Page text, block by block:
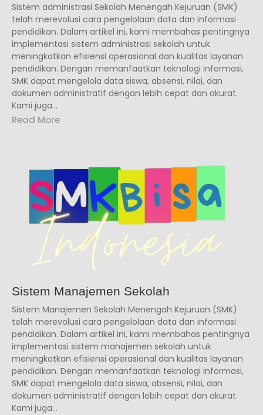
Sistem administrasi Sekolah Menengah Kejuruan (SMK)
telah merevolusi cara pengelolaan data dan informasi
pendidikan. Dalam artikel ini, kami membahas pentingnya
implementasi sistem administrasi sekolah untuk
meningkatkan efisiensi operasional dan kualitas layanan
pendidikan. Dengan memanfaatkan teknologi informasi,
SMK dapat mengelola data siswa, absensi, nilai, dan
dokumen administratif dengan lebih cepat dan akurat.
Kami juga...
Read More
Sistem Manajemen Sekolah
Sistem Manajemen Sekolah Menengah Kejuruan (SMK)
telah merevolusi cara pengelolaan data dan informasi
pendidikan. Dalam artikel ini, kami membahas pentingnya
implementasi sistem manajemen sekolah untuk
meningkatkan efisiensi operasional dan kualitas layanan
pendidikan. Dengan memanfaatkan teknologi informasi,
SMK dapat mengelola data siswa, absensi, nilai, dan
dokumen administratif dengan lebih cepat dan akurat.
Kami juga...